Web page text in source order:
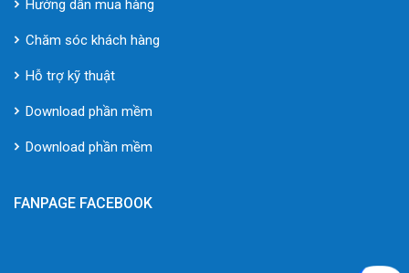
Hướng dẫn mua hàng
Chăm sóc khách hàng
Hỗ trợ kỹ thuật
Download phần mềm
Download phần mềm
FANPAGE FACEBOOK